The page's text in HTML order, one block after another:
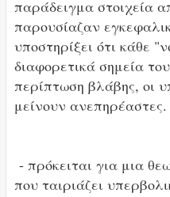
παράδειγμα στοιχεία
παρουσίαζαν
υποστηρίξει ότι κάθε
διαφορετικά σημεία
περίπτωση βλάβης, οι
μείνουν ανεπηρέαστες.
- πρόκειται για μια
που ταιριάζει